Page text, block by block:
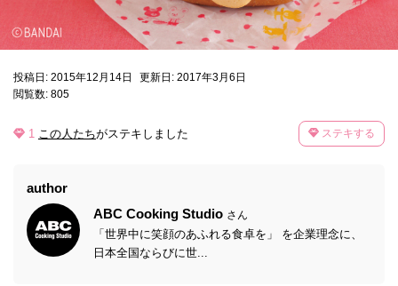
投稿日: 2015年12月14日
更新日: 2017年3月6日
閲覧数: 805
1 この人たちがステキしました ステキする
author
ABC Cooking Studio さん
「世界中に笑顔のあふれる食卓を」 を企業理念に、
日本全国ならびに世...